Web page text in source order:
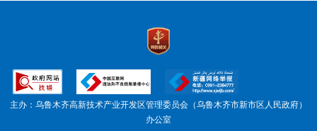
主办：乌鲁木齐高新技术产业开发区管理委员会（乌鲁木齐市新市区人民政府）
办公室